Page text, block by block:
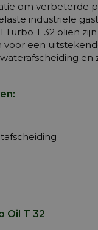
om verbeterde
industriële
Turbo T 32 oliën
een
en
Oil T 32